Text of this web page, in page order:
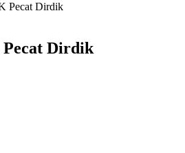
Pecat Dirdik
Dirdik